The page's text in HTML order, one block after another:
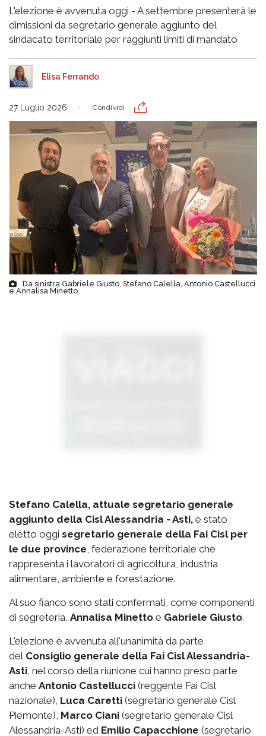
L'elezione è avvenuta oggi - A settembre presenterà le
dimissioni da segretario generale aggiunto del
sindacato territoriale per raggiunti limiti di mandato
Elisa Ferrando
27 Luglio 2026 Condividi
Da sinistra Gabriele Giusto, Stefano Calella, Antonio Castellucci
e Annalisa Minetto
Stefano Calella, attuale segretario generale
aggiunto della Cisl Alessandria - Asti, è stato
eletto oggi segretario generale della Fai Cisl per
le due province, federazione territoriale che
rappresenta i lavoratori di agricoltura, industria
alimentare, ambiente e forestazione.
Al suo fianco sono stati confermati, come componenti
di segreteria, Annalisa Minetto e Gabriele Giusto.
L'elezione è avvenuta all'unanimità da parte
del Consiglio generale della Fai Cisl Alessandria-
Asti, nel corso della riunione cui hanno preso parte
anche Antonio Castellucci (reggente Fai Cisl
nazionale), Luca Caretti (segretario generale Cisl
Piemonte), Marco Ciani (segretario generale Cisl
Alessandria-Asti) ed Emilio Capacchione (segretario